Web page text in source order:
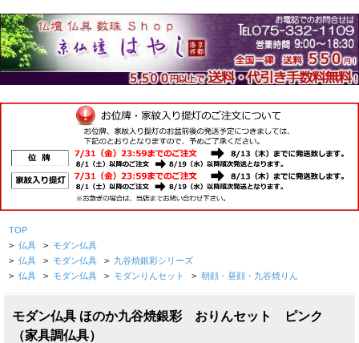
TOP
> 仏具 > モダン仏具
> 仏具 > モダン仏具 > 九谷焼銀彩シリーズ
> 仏具 > モダン仏具 > モダンりんセット > 朝顔・昼顔・九谷焼りん
モダン仏具 ほのか九谷焼銀彩 おりんセット ピンク
（家具調仏具）